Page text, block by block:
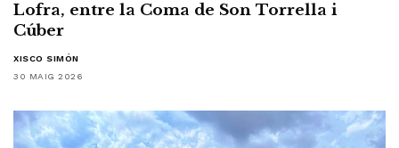
Lofra, entre la Coma de Son Torrella i
Cúber
XISCO SIMÓN
30 MAIG 2026